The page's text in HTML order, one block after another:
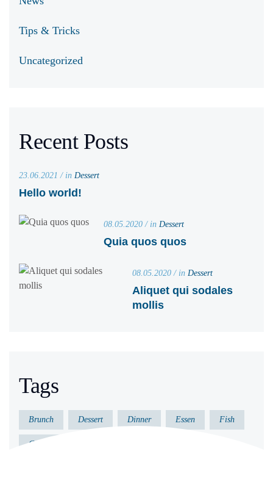
Tips & Tricks
Uncategorized
Recent Posts
23.06.2021 / in Dessert
Hello world!
08.05.2020 / in Dessert
Quia quos quos
08.05.2020 / in Dessert
Aliquet qui sodales
mollis
Tags
Brunch Dessert Dinner Essen Fish
Gericht